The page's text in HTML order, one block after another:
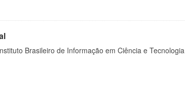
Brasileiro de Informação em Ciência e Tecnologia